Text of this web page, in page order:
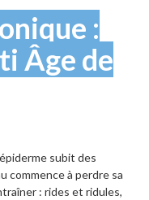
:
Âge de
subit des
commence à perdre sa
: rides et ridules,